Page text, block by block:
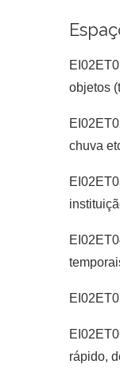
objetos
chuva
rápido,